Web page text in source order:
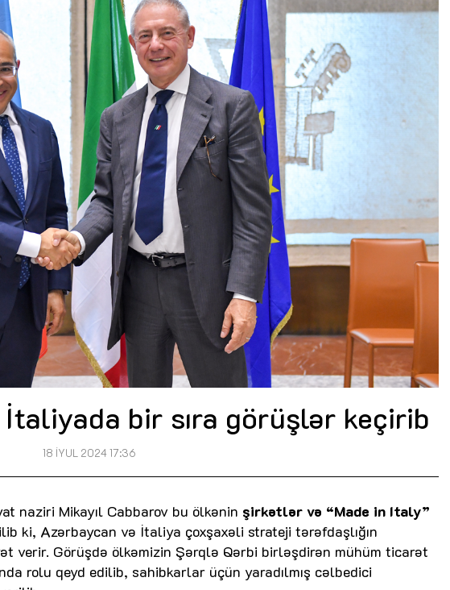
bir sıra görüşlər keçirib
18 İYUL 2024 17:36
naziri Mikayıl Cabbarov bu ölkənin şirkətlər və “Made in Italy”
ki, Azərbaycan və İtaliya çoxşaxəli strateji tərəfdaşlığın
verir. Görüşdə ölkəmizin Şərqlə Qərbi birləşdirən mühüm ticarət
rolu qeyd edilib, sahibkarlar üçün yaradılmış cəlbedici
Dünya iqtisadiyyatında vergi
siyasətinin imperativləriMƏQALƏ
Əvəz Quliyev: “Yumşaq keçid
sayəsində aparılmış islahatın nəticələri
qorunub saxlanılacaq”MÜSAHİBƏ
Maliyyə planlaması prizmasında
büdcəyə baxışMƏQALƏ
Gülminə Məlikzadə: “Azərbaycan
Bacarıqlar Akseleratoru” ixtisaslaşmış
kadrların hazırlanmasını hədəfləyir”
Nicat İmanov: "Vergi qanunvericiliyinə
dəyişikliklər sahibkarlıq mühitinin
yaxşılaşdırılmasına xidmət edir"
MÜSAHİBƏ
Aytən Kərimova: “Məqsədimiz daha
inklüziv iş mühiti yaratmaq, çevik və
öyrənən komanda formalaşdırmaqdır”
MÜSAHİBƏ
Azərbaycanda dövlət-özəl tərəfdaşlığı
çərçivəsində həyata keçirilən ilk pilot
layihə VİDEO
Aydın Hüseynov: “Əsrin müqaviləsi”
Azərbaycanın iqtisadi suverenliyini
təmin edən əsas dayaqlardandır”
MÜSAHİBƏ